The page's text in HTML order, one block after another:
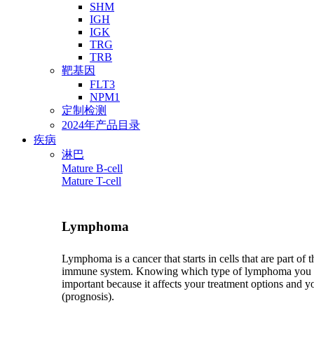
SHM
IGH
IGK
TRG
TRB
靶基因
FLT3
NPM1
定制检测
2024年产品目录
疾病
淋巴
Mature B-cell
Mature T-cell
Lymphoma
Lymphoma is a cancer that starts in cells that are part of
immune system. Knowing which type of lymphoma you
important because it affects your treatment options and
(prognosis).